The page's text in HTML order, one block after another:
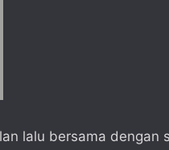
lalu bersama dengan